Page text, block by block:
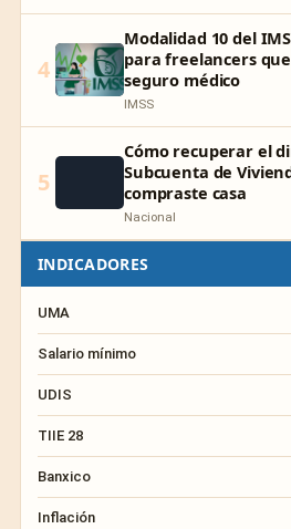
4
Modalidad 10 del
para freelancers
seguro médico
IMSS
5
Cómo recuperar el
Subcuenta de
compraste casa
Nacional
INDICADORES
UMA
Salario mínimo
UDIS
TIIE 28
Banxico
Inflación